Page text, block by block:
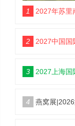
1 2027年苏里南能源
2 2027中国国际
3 2027上海国际酒店及商业地面材料、整装
4 燕窝展|2026深圳